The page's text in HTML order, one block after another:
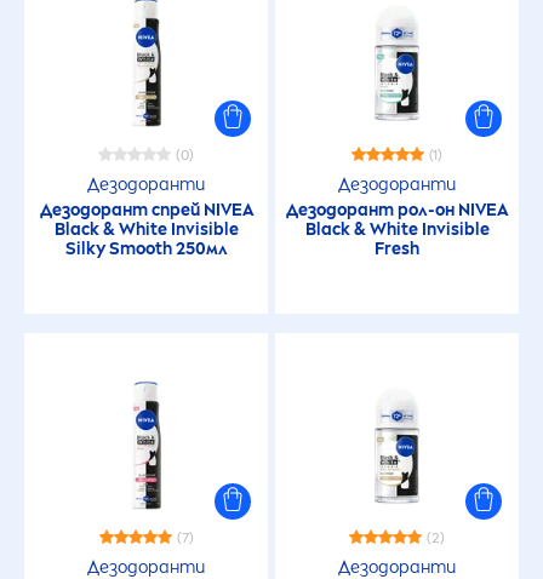
(0)
Дезодоранти
Дезодорант спрей NIVEA
Black&WhiteInvisible
Silky Smooth 250мл
(1)
Дезодоранти
Дезодорант рол-он NIVEA
Black&WhiteInvisible
Fresh
(7)
Дезодоранти
(2)
Дезодоранти